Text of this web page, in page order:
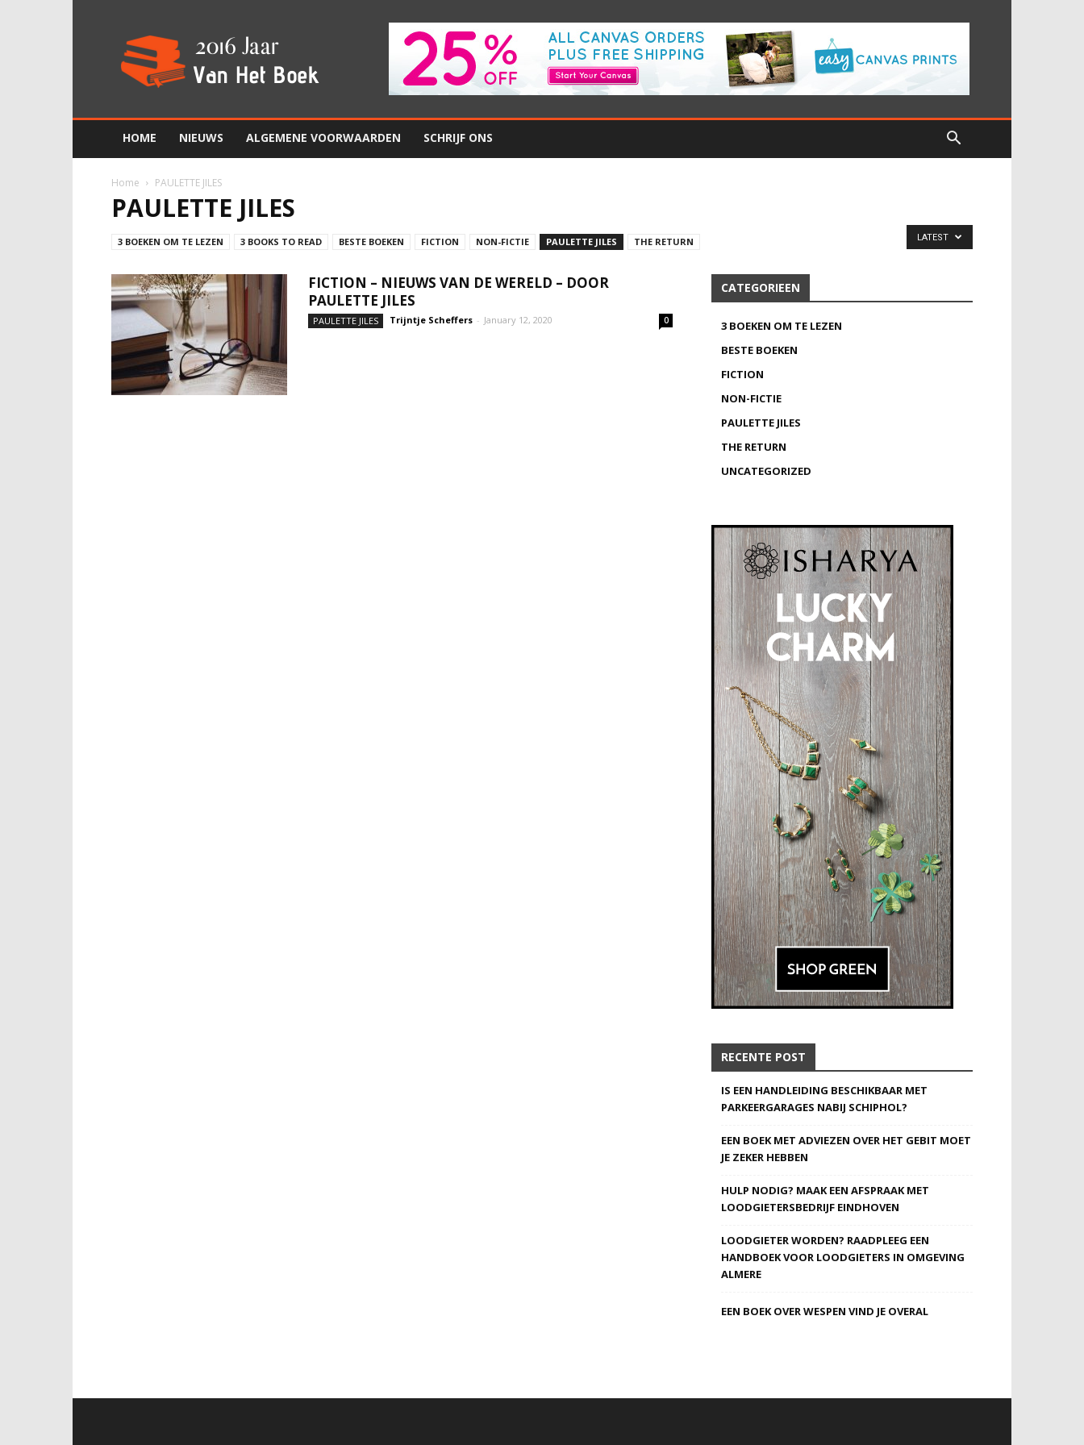
Jaar
Van
Het
HOME NIEUWS ALGEMENE VOORWAARDEN SCHRIJF ONS
Home PAULETTE JILES
PAULETTE JILES
3 BOEKEN OM TE LEZEN 3 BOOKS TO READ BESTE BOEKEN FICTION NON-FICTIE PAULETTE JILES THE RETURN LATEST
FICTION – NIEUWS VAN DE WERELD – DOOR
PAULETTE JILES
PAULETTE JILES Trijntje Scheffers - January 12, 2020 0
CATEGORIEEN
3 BOEKEN OM TE LEZEN
BESTE BOEKEN
FICTION
NON-FICTIE
PAULETTE JILES
THE RETURN
UNCATEGORIZED
RECENTE POST
IS EEN HANDLEIDING BESCHIKBAAR MET
PARKEERGARAGES NABIJ SCHIPHOL?
EEN BOEK MET ADVIEZEN OVER HET GEBIT MOET
JE ZEKER HEBBEN
HULP NODIG? MAAK EEN AFSPRAAK MET
LOODGIETERSBEDRIJF EINDHOVEN
LOODGIETER WORDEN? RAADPLEEG EEN
HANDBOEK VOOR LOODGIETERS IN OMGEVING
ALMERE
EEN BOEK OVER WESPEN VIND JE OVERAL